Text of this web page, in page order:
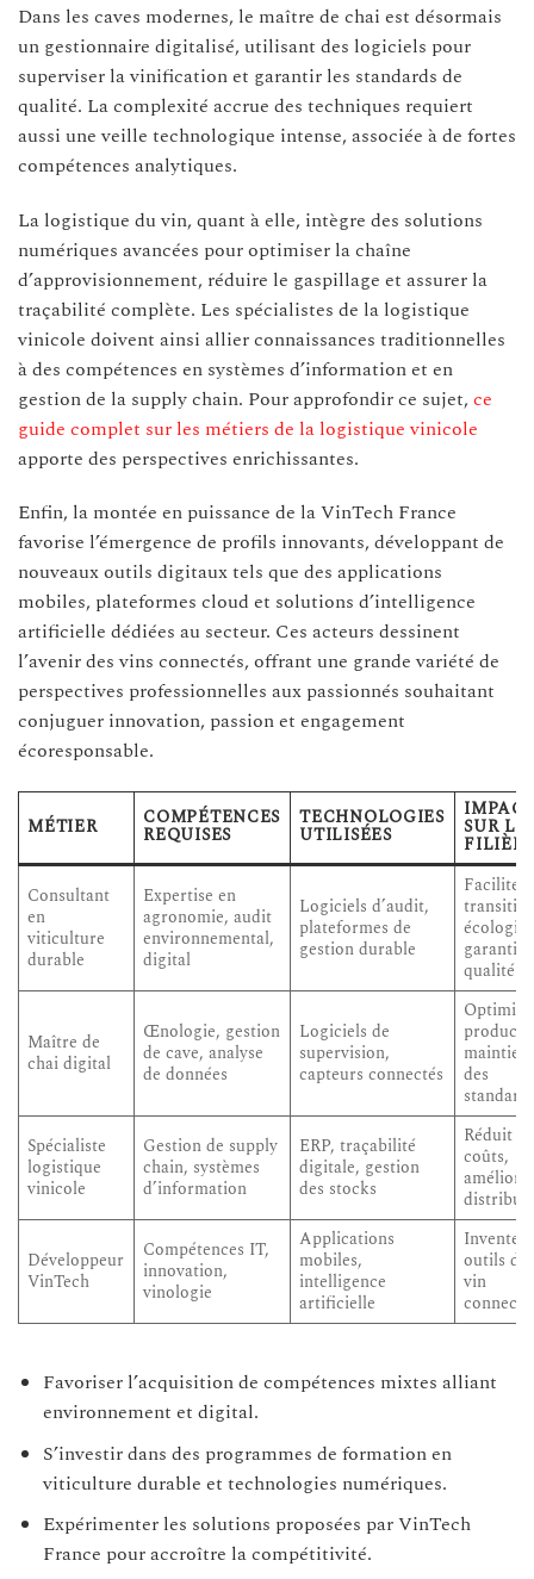
Dans les caves modernes, le maître de chai est désormais
un gestionnaire digitalisé, utilisant des logiciels pour
superviser la vinification et garantir les standards de
qualité. La complexité accrue des techniques requiert
aussi une veille technologique intense, associée à de fortes
compétences analytiques.
La logistique du vin, quant à elle, intègre des solutions
numériques avancées pour optimiser la chaîne
d’approvisionnement, réduire le gaspillage et assurer la
traçabilité complète. Les spécialistes de la logistique
vinicole doivent ainsi allier connaissances traditionnelles
à des compétences en systèmes d’information et en
gestion de la supply chain. Pour approfondir ce sujet,ce
guide complet sur les métiers de la logistique vinicole
apporte des perspectives enrichissantes.
Enfin, la montée en puissance de la VinTech France
favorise l’émergence de profils innovants, développant de
nouveaux outils digitaux tels que des applications
mobiles, plateformes cloud et solutions d’intelligence
artificielle dédiées au secteur. Ces acteurs dessinent
l’avenir des vins connectés, offrant une grande variété de
perspectives professionnelles aux passionnés souhaitant
conjuguer innovation, passion et engagement
écoresponsable.
MÉTIER COMPÉTENCES
REQUISES
TECHNOLOGIES
UTILISÉES SUR LA
Consultant
en
viticulture
durable
Expertise en
agronomie, audit
environnemental,
digital
Logiciels d’audit,
plateformes de
gestion durable
Facilite
garantit
qualité
Maître de
chai digital
Œnologie, gestion
de cave, analyse
de données
Logiciels de
supervision,
capteurs connectés
maintien
des
Spécialiste
logistique
vinicole
Gestion de supply
chain, systèmes
d’information
ERP, traçabilité
digitale, gestion
des stocks
Réduit
coûts,
améliore
Développeur
VinTech
Compétences IT,
innovation,
vinologie
Applications
mobiles,
intelligence
artificielle
Invente
outils du
vin
connecté
Favoriser l’acquisition de compétences mixtes alliant
environnement et digital.
S’investir dans des programmes de formation en
viticulture durable et technologies numériques.
Expérimenter les solutions proposées par VinTech
France pour accroître la compétitivité.